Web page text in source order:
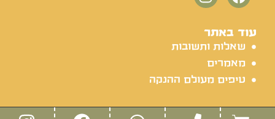
עוד באתר
שאלות ותשובות
מאמרים
טיפים מעולם ההנקה